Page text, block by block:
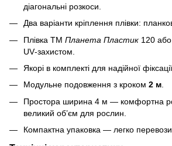
діагональні розкоси.
Два варіанти кріплення плівки:
Плівка ТМ Планета Пластик 120
UV‑захистом.
Якорі в комплекті для надійної фіксації
Модульне подовження з кроком 2 м.
Простора ширина 4 м — комфортна
великий об’єм для рослин.
Компактна упаковка — легко